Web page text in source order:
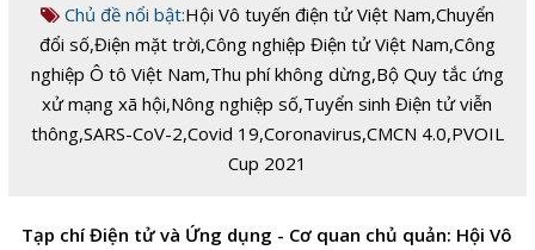
Chủ đề nổi bật:Hội Vô tuyến điện tử Việt Nam,Chuyển
đổi số,Điện mặt trời,Công nghiệp Điện tử Việt Nam,Công
nghiệp Ô tô Việt Nam,Thu phí không dừng,Bộ Quy tắc ứng
xử mạng xã hội,Nông nghiệp số,Tuyển sinh Điện tử viễn
thông,SARS-CoV-2,Covid 19,Coronavirus,CMCN 4.0,PVOIL
Cup 2021
Tạp chí Điện tử và Ứng dụng - Cơ quan chủ quản: Hội Vô